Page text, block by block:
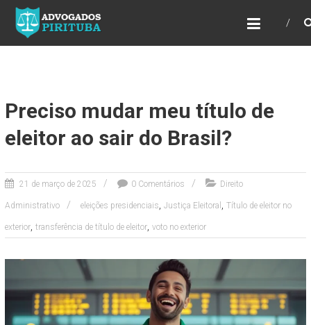
ADVOGADOS PIRITUBA
Precisando de advogado? Entre em contato!
Fazemos toda a assessoria que você
Preciso mudar meu título de
eleitor ao sair do Brasil?
21 de março de 2025 0 Comentários Direito
Administrativo eleições presidenciais, Justiça Eleitoral , Título de eleitor no
exterior, transferência de título de eleitor, voto no exterior